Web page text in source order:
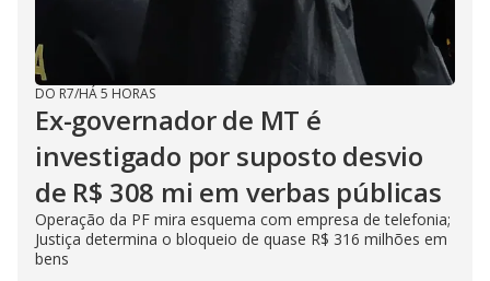
DO R7/HÁ 5 HORAS
Ex-governador de MT é
investigado por suposto desvio
de R$ 308 mi em verbas públicas
Operação da PF mira esquema com empresa de telefonia;
Justiça determina o bloqueio de quase R$ 316 milhões em
bens